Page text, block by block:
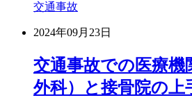
交通事故
2024年09月23日
交通事故での医療機
外科）と接骨院の